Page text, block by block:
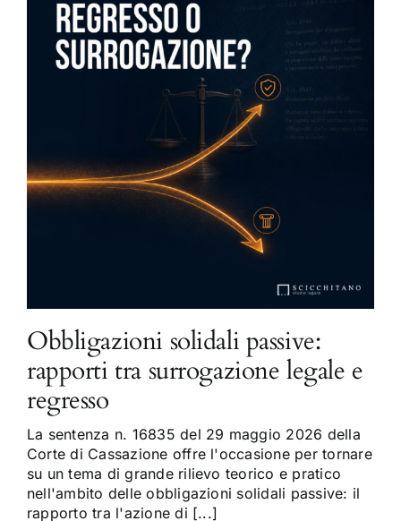
Obbligazioni solidali passive:
rapporti tra surrogazione legale e
regresso
La sentenza n. 16835 del 29 maggio 2026 della
Corte di Cassazione offre l'occasione per tornare
su un tema di grande rilievo teorico e pratico
nell'ambito delle obbligazioni solidali passive: il
rapporto tra l'azione di [...]